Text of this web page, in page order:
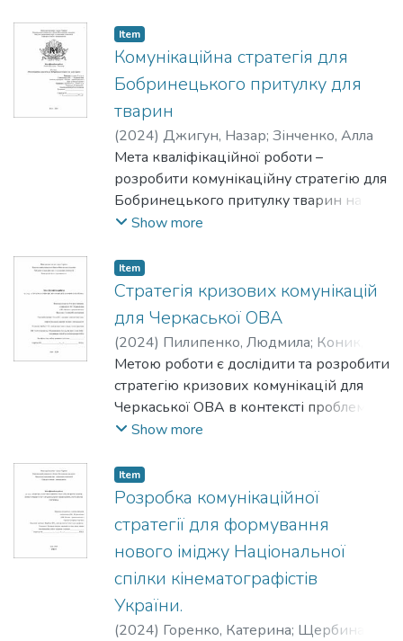
Item
Комунікаційна стратегія для
Бобринецького притулку для
тварин
(2024) Джигун, Назар; Зінченко, Алла
Мета кваліфікаційної роботи –
розробити комунікаційну стратегію для
Бобринецького притулку тварин на 6
місяців.
Show more
Item
Стратегія кризових комунікацій
для Черкаської ОВА
(2024) Пилипенко, Людмила; Коник,
Дмитро
Метою роботи є дослідити та розробити
стратегію кризових комунікацій для
Черкаської ОВА в контексті проблем та
викликів повномасштабного
регіону.
Show more
Item
Розробка комунікаційної
стратегії для формування
нового іміджу Національної
спілки кінематографістів
України.
(2024) Горенко, Катерина; Щербина,